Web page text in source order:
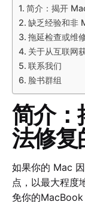
简介：揭开
缺乏经验和非
拖延检查或维
关于从互联网
联系我们
脸书群组
简介：
法修复
如果你的 Mac
点，以最大程度
免你的MacBook